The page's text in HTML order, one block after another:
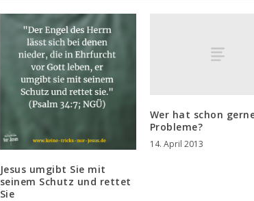
Jesus umgibt Sie mit
seinem Schutz und rettet
Sie
Wer hat schon
Probleme?
14. April 2013